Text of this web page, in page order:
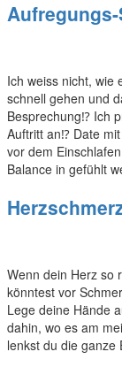
Ich weiss nicht, wie
schnell gehen und
Besprechung⁉️ Ich
Auftritt an⁉️ Date
vor dem
Balance in gefühlt
Wenn dein Herz so
könntest vor
Lege deine Hände
dahin, wo es am
lenkst du die